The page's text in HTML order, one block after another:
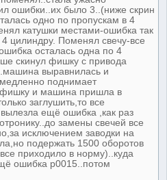
ошибки..их было 3..(ниже скрин
одно по пропускам в 4
катушки местами-ошибка так
цилиндру. Поменял свечу-все
осталась одна по 4
скинул фишку с привода
выравнилась и
поднимает
и машина пришла в
заглушить,то все
вылезла ещё ошибка ,как раз
замены свечей все
исключением заводки на
подержать 1500 оборотов
приходило в норму)..куда
ошибка р0015..потом